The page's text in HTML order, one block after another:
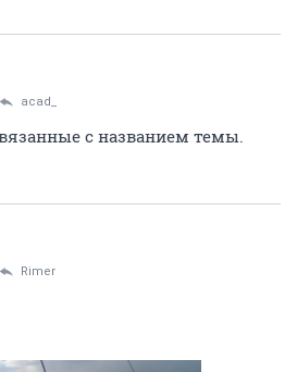
acad_
с названием темы.
Rimer